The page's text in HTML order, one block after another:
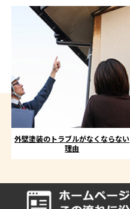
外壁塗装のトラブルがなくならない
理由